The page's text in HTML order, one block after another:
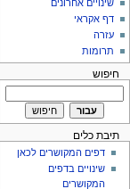
שינויים אחרונים
דף אקראי
עזרה
תרומות
חיפוש
תיבת כלים
דפים המקושרים לכאן
שינויים בדפים
המקושרים